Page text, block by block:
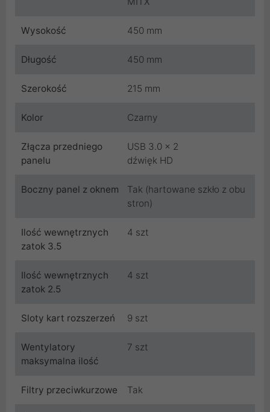
Wysokość 450 mm
Długość 450 mm
Szerokość 215 mm
Kolor Czarny
Złącza przedniego
panelu
USB 3.0 x 2
dźwięk HD
Boczny panel z oknem
Tak (hartowane szkło z obu
stron)
Ilość wewnętrznych
zatok 3.5
4 szt
Ilość wewnętrznych
zatok 2.5
4 szt
Sloty kart rozszerzeń 9 szt
Wentylatory
maksymalna ilość
7 szt
Filtry przeciwkurzowe Tak